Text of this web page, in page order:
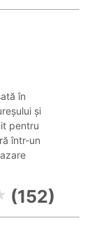
în
și
pentru
într-un
(152)